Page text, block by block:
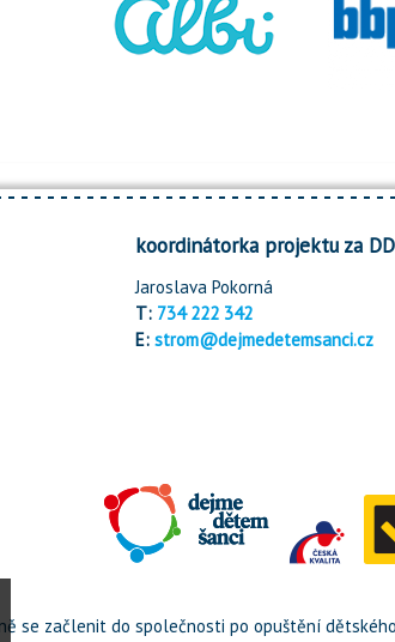
koordinátorka projektu za
Jaroslava Pokorná
T: 734 222 342
E: strom@dejmedetemsanci.cz
se začlenit do společnosti po opuštění